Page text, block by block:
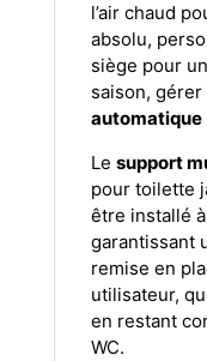
l’air chaud
absolu,
siège pour
saison, gérer
automatique
Le support
pour toilette
être installé
garantissant
remise en
utilisateur,
en restant
WC.